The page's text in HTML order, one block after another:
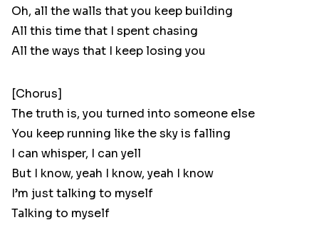
Oh, all the walls that you keep building
All this time that I spent chasing
All the ways that I keep losing you
[Chorus]
The truth is, you turned into someone else
You keep running like the sky is falling
I can whisper, I can yell
But I know, yeah I know, yeah I know
I’m just talking to myself
Talking to myself